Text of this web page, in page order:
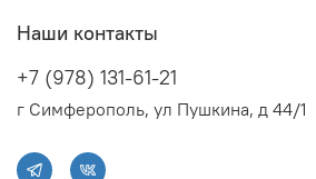
Наши контакты
+7 (978) 131-61-21
г Симферополь, ул Пушкина, д 44/1